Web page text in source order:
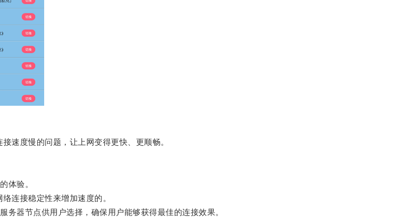
度慢的问题，让上网变得更快、更顺畅。
体验。
连接稳定性来增加速度的。
器节点供用户选择，确保用户能够获得最佳的连接效果。